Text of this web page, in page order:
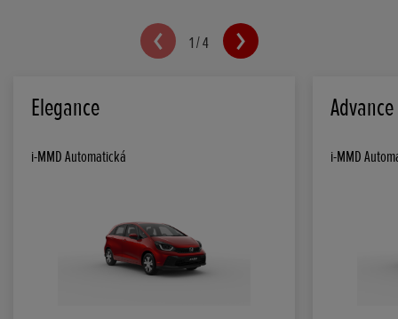
1/4
Elegance
i-MMD Automatická
Advance
i-MMD